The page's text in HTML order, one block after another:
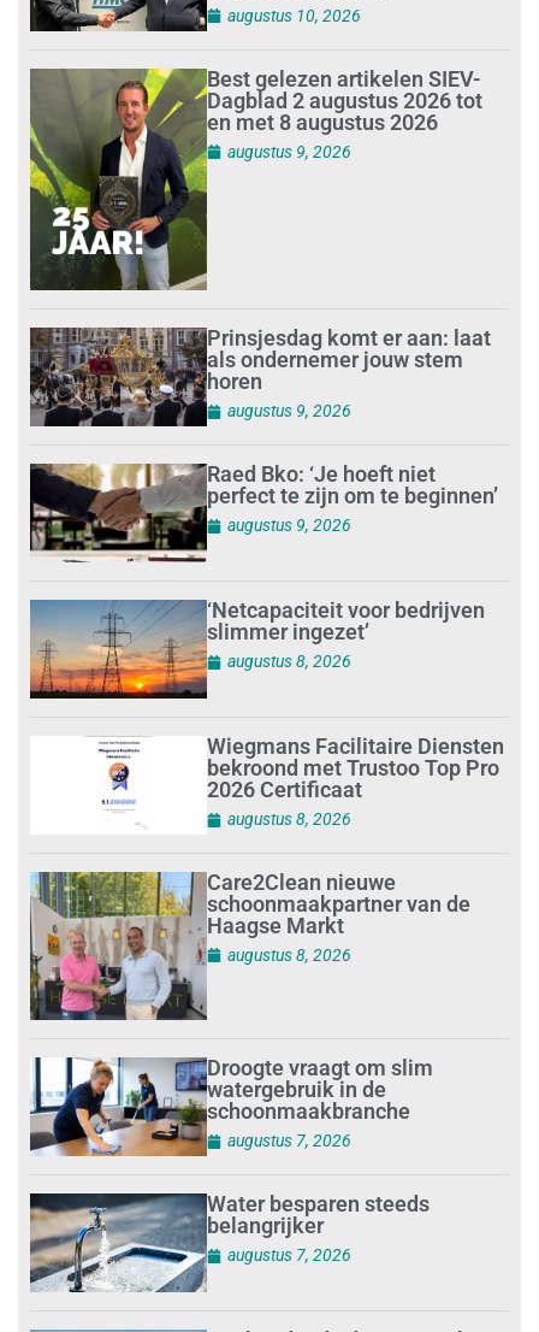
augustus 10, 2026
Best gelezen artikelen SIEV-
Dagblad 2 augustus 2026 tot
en met 8 augustus 2026
augustus 9, 2026
Prinsjesdag komt er aan: laat
als ondernemer jouw stem
horen
augustus 9, 2026
Raed Bko: ‘Je hoeft niet
perfect te zijn om te beginnen’
augustus 9, 2026
‘Netcapaciteit voor bedrijven
slimmer ingezet’
augustus 8, 2026
Wiegmans Facilitaire Diensten
bekroond met Trustoo Top Pro
2026 Certificaat
augustus 8, 2026
Care2Clean nieuwe
schoonmaakpartner van de
Haagse Markt
augustus 8, 2026
Droogte vraagt om slim
watergebruik in de
schoonmaakbranche
augustus 7, 2026
Water besparen steeds
belangrijker
augustus 7, 2026